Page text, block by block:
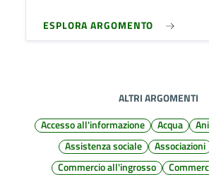
ESPLORA ARGOMENTO
ALTRI ARGOMENTI
Accesso all'informazione
Acqua
Assistenza sociale
Associazioni
Commercio all'ingrosso